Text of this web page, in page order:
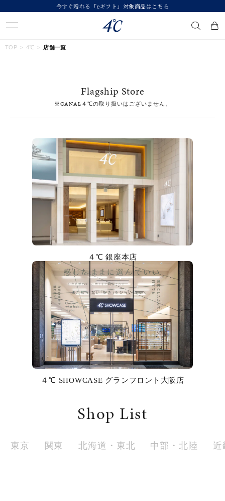
今すぐ贈れる「eギフト」対象商品はこちら
#ハーフエタニティリング
#エタニティ
#ダイヤモンド ネックレス
#eギフト
カテゴリー すべてのジュエリー
ファッションテイスト
着用シーン
TOP 4℃ 店舗一覧
Flagship Store
※CANAL４℃の取り扱いはございません。
４℃ 銀座本店
４℃ SHOWCASE グランフロント大阪店
Shop List
東京 関東 北海道・東北 中部・北陸 近